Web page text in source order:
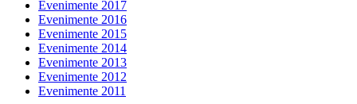
Evenimente 2017
Evenimente 2016
Evenimente 2015
Evenimente 2014
Evenimente 2013
Evenimente 2012
Evenimente 2011